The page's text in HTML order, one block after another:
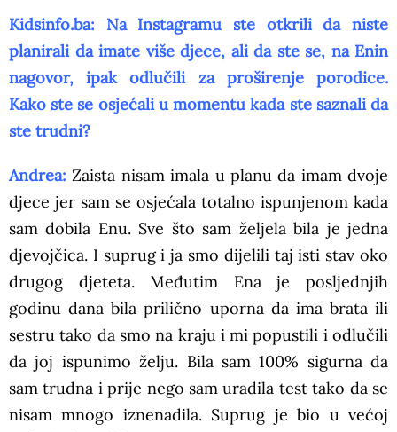
Kidsinfo.ba: Na Instagramu ste otkrili da niste
planirali da imate više djece, ali da ste se, na Enin
nagovor, ipak odlučili za proširenje porodice.
Kako ste se osjećali u momentu kada ste saznali da
ste trudni?
Andrea: Zaista nisam imala u planu da imam dvoje
djece jer sam se osjećala totalno ispunjenom kada
sam dobila Enu. Sve što sam željela bila je jedna
djevojčica. I suprug i ja smo dijelili taj isti stav oko
drugog djeteta. Međutim Ena je posljednjih
godinu dana bila prilično uporna da ima brata ili
sestru tako da smo na kraju i mi popustili i odlučili
da joj ispunimo želju. Bila sam 100% sigurna da
sam trudna i prije nego sam uradila test tako da se
nisam mnogo iznenadila. Suprug je bio u većoj